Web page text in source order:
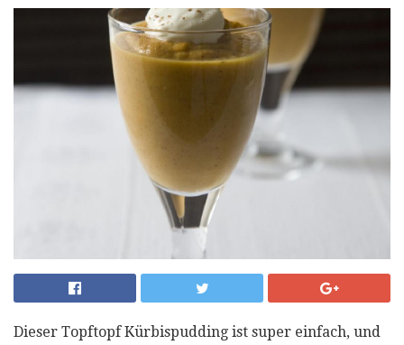
Dieser Topftopf Kürbispudding ist super einfach, und